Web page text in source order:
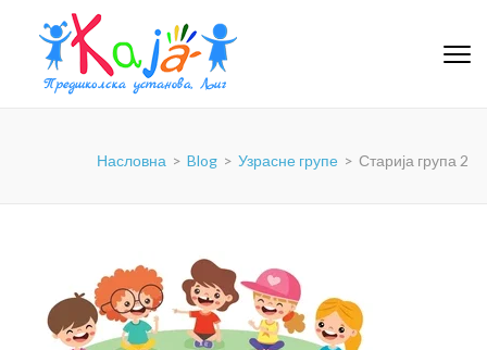
PU-KAJA
Насловна > Blog > Узрасне групе > Старија група 2